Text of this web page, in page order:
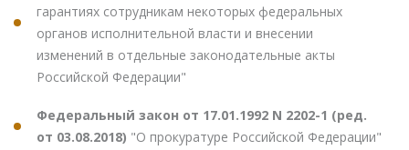
гарантиях сотрудникам некоторых федеральных
органов исполнительной власти и внесении
изменений в отдельные законодательные акты
Российской Федерации"
Федеральный закон от 17.01.1992 N 2202-1 (ред.
от 03.08.2018) "О прокуратуре Российской Федерации"